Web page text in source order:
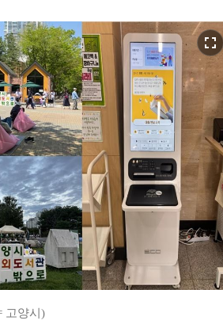
fullscreen
고양시)